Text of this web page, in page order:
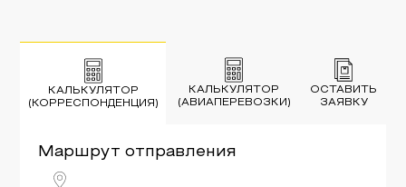
КАЛЬКУЛЯТОР
(КОРРЕСПОНДЕНЦИЯ)
КАЛЬКУЛЯТОР
(АВИАПЕРЕВОЗКИ)
ОСТАВИТЬ
ЗАЯВКУ
Маршрутотправления